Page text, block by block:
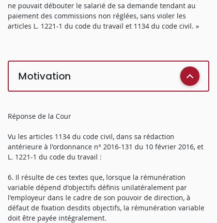
ne pouvait débouter le salarié de sa demande tendant au
paiement des commissions non réglées, sans violer les
articles L. 1221-1 du code du travail et 1134 du code civil. »
Motivation
Réponse de la Cour
Vu les articles 1134 du code civil, dans sa rédaction
antérieure à l'ordonnance n° 2016-131 du 10 février 2016, et
L. 1221-1 du code du travail :
6. Il résulte de ces textes que, lorsque la rémunération
variable dépend d'objectifs définis unilatéralement par
l'employeur dans le cadre de son pouvoir de direction, à
défaut de fixation desdits objectifs, la rémunération variable
doit être payée intégralement.